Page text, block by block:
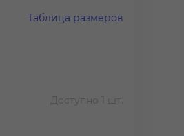
Таблица размеров
Доступно 1 шт.